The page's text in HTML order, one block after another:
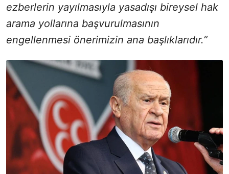
ezberlerin yayılmasıyla yasadışı bireysel hak
arama yollarına başvurulmasının
engellenmesi önerimizin ana başlıklarıdır.”